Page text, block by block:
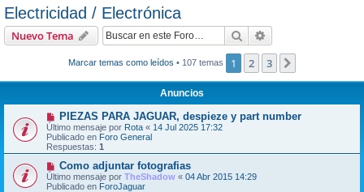
Electricidad / Electrónica
Nuevo Tema Buscar
Marcar temas como leídos • 107 temas 1 2 3
Anuncios
PIEZAS PARA JAGUAR, despieze y part number
Último mensaje por Rota « 14 Jul 2025 17:32
Publicado en Foro General
Respuestas: 1
Como adjuntar fotografias
Último mensaje por TheShadow « 04 Abr 2015 14:29
Publicado en ForoJaguar